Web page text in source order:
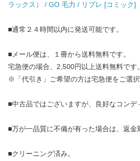
ラックス） / GO 毛力 / リブレ [コミック]
■通常２４時間以内に発送可能です。
■メール便は、１冊から送料無料です。
宅急便の場合、2,500円以上送料無料です。
※「代引き」ご希望の方は宅急便をご選択
■中古品ではございますが、良好なコンデ
■万が一品質に不備が有った場合は、返金
■クリーニング済み。